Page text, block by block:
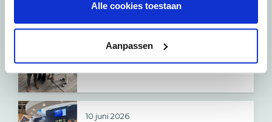
Alle cookies toestaan
Aanpassen
Podcast: Stadspartners over de
11 juni 2026
10 juni 2026